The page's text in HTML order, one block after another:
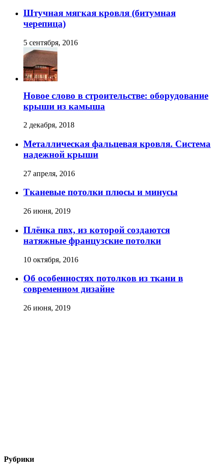
Штучная мягкая кровля (битумная
черепица)
5 сентября, 2016
Новое слово в строительстве: оборудование
крыши из камыша
2 декабря, 2018
Металлическая фальцевая кровля. Система
надежной крыши
27 апреля, 2016
Тканевые потолки плюсы и минусы
26 июня, 2019
Плёнка пвх, из которой создаются
натяжные французские потолки
10 октября, 2016
Об особенностях потолков из ткани в
современном дизайне
26 июня, 2019
Рубрики